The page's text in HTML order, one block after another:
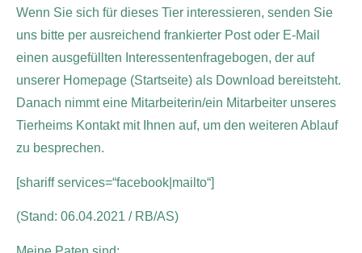
Wenn Sie sich für dieses Tier interessieren, senden Sie
uns bitte per ausreichend frankierter Post oder E-Mail
einen ausgefüllten Interessentenfragebogen, der auf
unserer Homepage (Startseite) als Download bereitsteht.
Danach nimmt eine Mitarbeiterin/ein Mitarbeiter unseres
Tierheims Kontakt mit Ihnen auf, um den weiteren Ablauf
zu besprechen.
[shariff services=“facebook|mailto“]
(Stand: 06.04.2021 / RB/AS)